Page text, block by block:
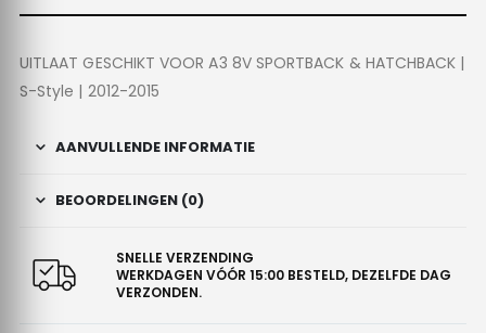
UITLAAT GESCHIKT VOOR A3 8V SPORTBACK & HATCHBACK |
S-Style | 2012-2015
AANVULLENDE INFORMATIE
BEOORDELINGEN (0)
SNELLE VERZENDING
WERKDAGEN VÓÓR 15:00 BESTELD, DEZELFDE DAG
VERZONDEN.